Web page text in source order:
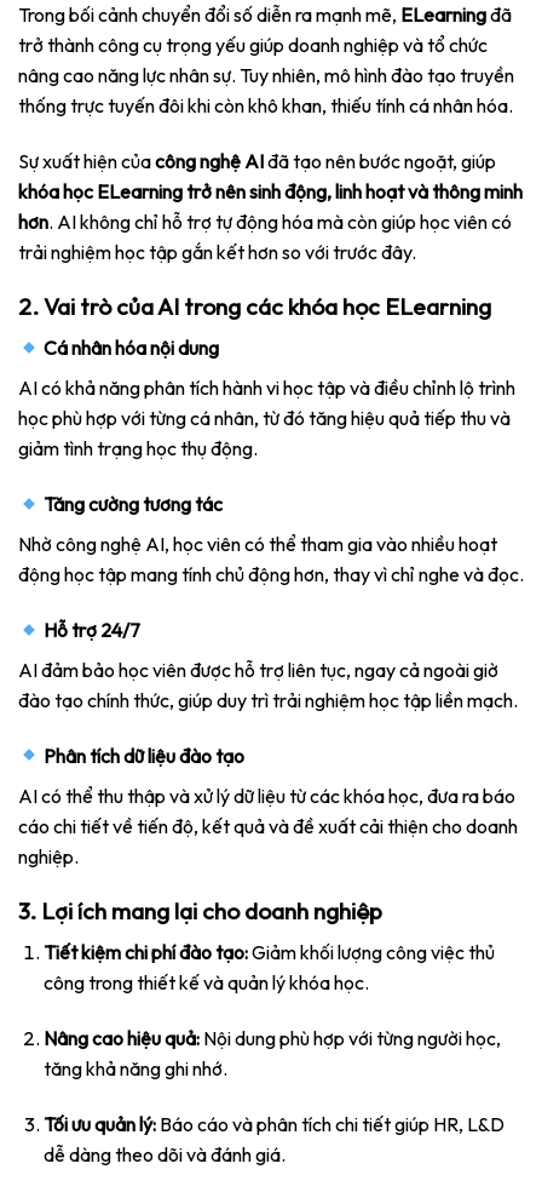
Trong bối cảnh chuyển đổi số diễn ra mạnh mẽ, ELearningđã
trở thành công cụ trọng yếu giúp doanh nghiệp và tổ chức
nâng cao năng lực nhân sự. Tuy nhiên, mô hình đào tạo truyền
thống trực tuyến đôi khi còn khô khan, thiếu tính cá nhân hóa.
Sự xuất hiện củacông nghệ AIđã tạo nên bước ngoặt, giúp
khóa học ELearning trở nên sinh động, linh hoạt và thông minh
hơn. AI không chỉ hỗ trợ tự động hóa mà còn giúp học viên có
trải nghiệm học tập gắn kết hơn so với trước đây.
2. Vai trò của AI trong các khóa học ELearning
Cá nhân hóa nội dung
AI có khả năng phân tích hành vi học tập và điều chỉnh lộ trình
học phù hợp với từng cá nhân, từ đó tăng hiệu quả tiếp thu và
giảm tình trạng học thụ động.
Tăng cường tương tác
Nhờ công nghệ AI, học viên có thể tham gia vào nhiều hoạt
động học tập mang tính chủ động hơn, thay vì chỉ nghe và đọc.
Hỗ trợ 24/7
AI đảm bảo học viên được hỗ trợ liên tục, ngay cả ngoài giờ
đào tạo chính thức, giúp duy trì trải nghiệm học tập liền mạch.
Phân tích dữ liệu đào tạo
AI có thể thu thập và xử lý dữ liệu từ các khóa học, đưa ra báo
cáo chi tiết về tiến độ, kết quả và đề xuất cải thiện cho doanh
nghiệp.
3. Lợi ích mang lại cho doanh nghiệp
Tiết kiệm chi phí đào tạo:Giảm khối lượng công việc thủ
công trong thiết kế và quản lý khóa học.
Nâng cao hiệu quả:Nội dung phù hợp với từng người học,
tăng khả năng ghi nhớ.
Tối ưu quản lý:Báo cáo và phân tích chi tiết giúp HR, L&D
dễ dàng theo dõi và đánh giá.